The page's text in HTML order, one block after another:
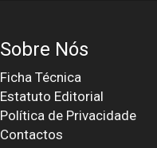
Sobre Nós
Ficha Técnica
Estatuto Editorial
Política de Privacidade
Contactos